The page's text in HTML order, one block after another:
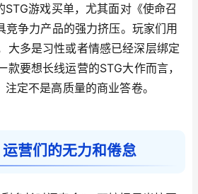
STG游戏买单，尤其面对《使命召
竞争力产品的强力挤压。玩家们用
大多是习性或者情感已经深层绑定
款要想长线运营的STG大作而言，
定不是高质量的商业答卷。
营们的无力和倦怠